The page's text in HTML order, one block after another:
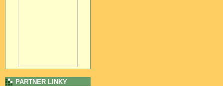
PARTNER LINKY